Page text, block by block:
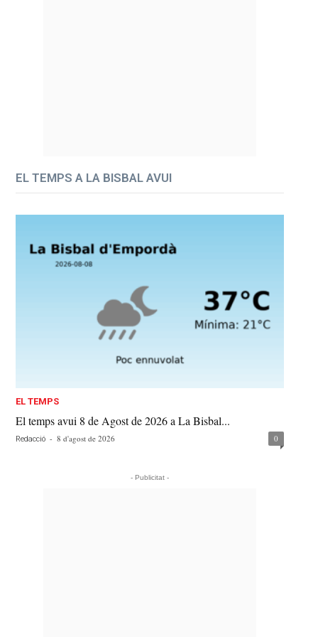
EL TEMPS A LA BISBAL AVUI
EL TEMPS
El temps avui 8 de Agost de 2026 a La Bisbal...
Redacció - 8 d'agost de 2026 0
- Publicitat -